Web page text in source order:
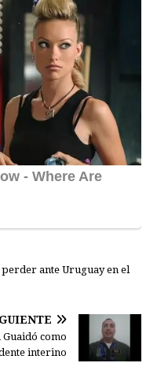
ante Uruguay en el
como
interino